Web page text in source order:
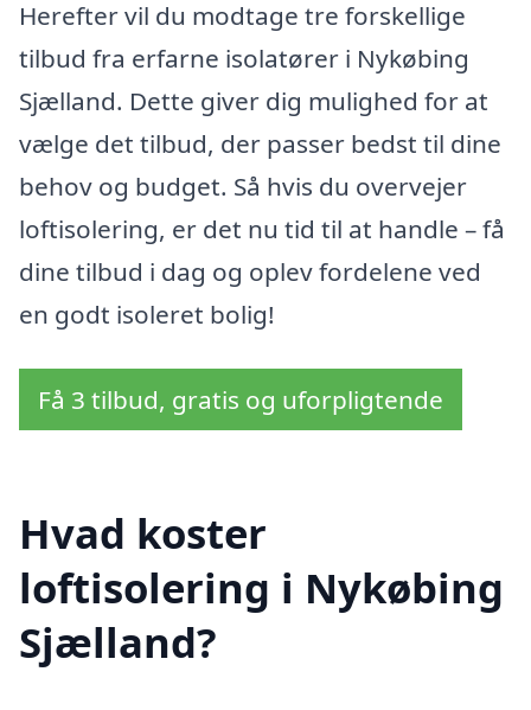
Herefter vil du modtage tre forskellige
tilbud fra erfarne isolatører i Nykøbing
Sjælland. Dette giver dig mulighed for at
vælge det tilbud, der passer bedst til dine
behov og budget. Så hvis du overvejer
loftisolering, er det nu tid til at handle – få
dine tilbud i dag og oplev fordelene ved
en godt isoleret bolig!
Få 3 tilbud, gratis og uforpligtende
Hvad koster
loftisolering i Nykøbing
Sjælland?